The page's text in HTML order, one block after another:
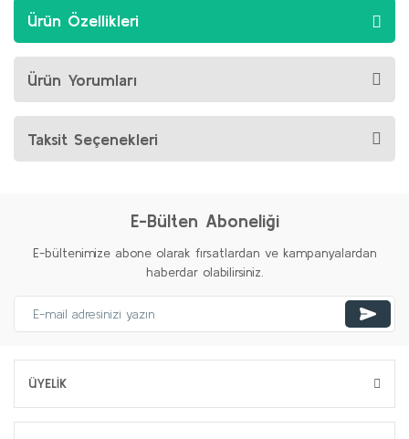
Ürün Özellikleri
Ürün Yorumları
Taksit Seçenekleri
E-Bülten Aboneliği
E-bültenimize abone olarak fırsatlardan ve kampanyalardan
haberdar olabilirsiniz.
ÜYELİK